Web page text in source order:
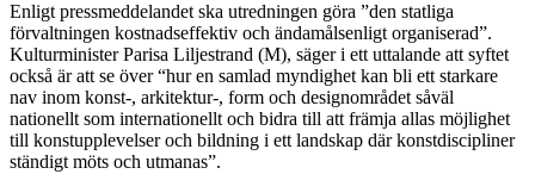
Enligt pressmeddelandet ska utredningen göra ”den statliga
förvaltningen kostnadseffektiv och ändamålsenligt organiserad”.
Kulturminister Parisa Liljestrand (M), säger i ett uttalande att syftet
också är att se över “hur en samlad myndighet kan bli ett starkare
nav inom konst-, arkitektur-, form och designområdet såväl
nationellt som internationellt och bidra till att främja allas möjlighet
till konstupplevelser och bildning i ett landskap där konstdiscipliner
ständigt möts och utmanas”.